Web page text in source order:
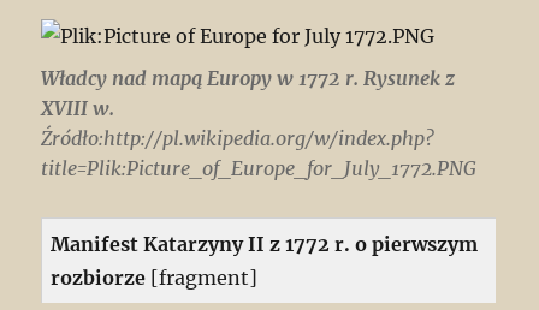
Władcy nad mapą Europy w 1772 r. Rysunek z
XVIII w.
Źródło:http://pl.wikipedia.org/w/index.php?
title=Plik:Picture_of_Europe_for_July_1772.PNG
Manifest Katarzyny II z 1772 r. o pierwszym
rozbiorze [fragment]